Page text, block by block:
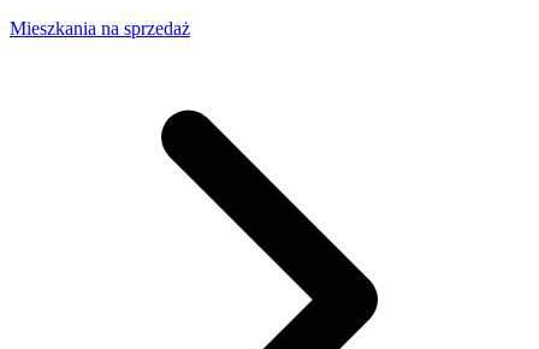
Mieszkania na sprzedaż